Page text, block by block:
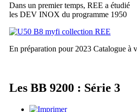
Dans un premier temps, REE a étudié
les DEV INOX du programme 1950
En préparation pour 2023 Catalogue à
Les BB 9200 : Série 3